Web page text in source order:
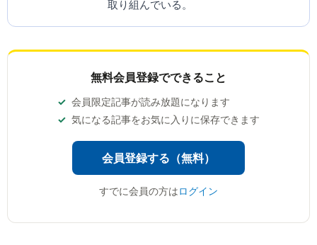
取り組んでいる。
無料会員登録でできること
会員限定記事が読み放題になります
気になる記事をお気に入りに保存できます
会員登録する（無料）
すでに会員の方はログイン